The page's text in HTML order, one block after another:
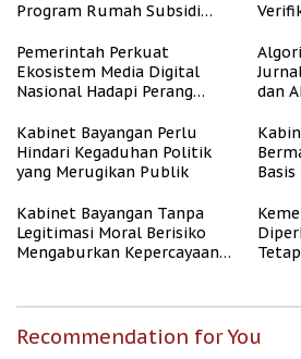
Program Rumah Subsidi
Berpenghasilan Rendah
Pemerintah Perkuat
Ekosistem Media Digital
Nasional Hadapi Perang
dan
Kabinet Bayangan Perlu
Hindari Kegaduhan Politik
yang Merugikan Publik
Kabinet Bayangan Tanpa
Legitimasi Moral Berisiko
Mengaburkan Kepercayaan
Recommendation for You